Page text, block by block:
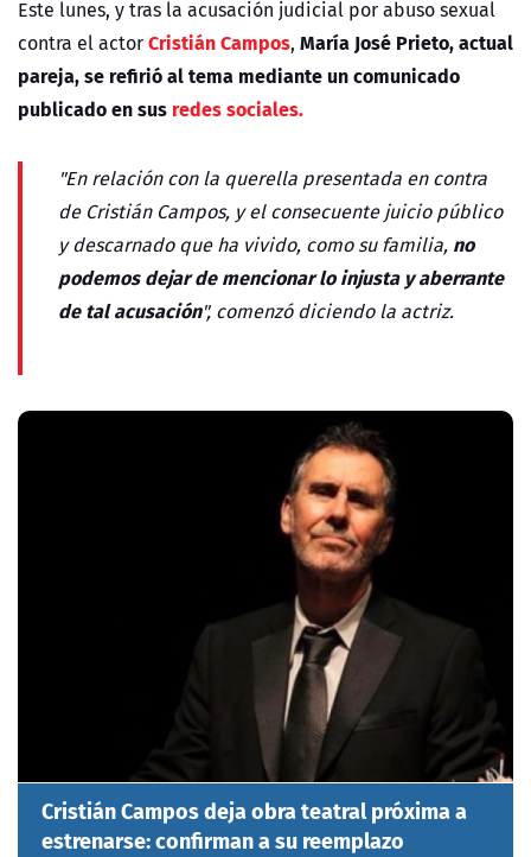
Este lunes, y tras la acusación judicial por abuso sexual
contra el actorCristián Campos, María José Prieto, actual
pareja,se refirió al tema mediante un comunicado
publicado en sus redes sociales.
"En relación con la querella presentada en contra
de Cristián Campos, y el consecuente juicio público
y descarnado que ha vivido, como su familia, no
podemos dejar de mencionar lo injusta y aberrante
de tal acusación", comenzó diciendo la actriz.
Cristián Campos deja obra teatral próxima a
estrenarse: confirman a su reemplazo